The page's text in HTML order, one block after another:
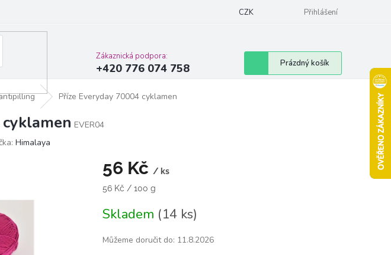
a EU Podmínky ochrany osobních údajů Moje objednávka
CZK Přihlášení
Zákaznická podpora:
+420 776 074 758
Nákupní
košík
Prázdný košík
Příze Everyday 70004 cyklamen
EVER04
Himalaya
56 Kč / ks
Měrná
56 Kč / 100 g
Skladem (14 ks)
Můžeme doručit do: 11.8.2026